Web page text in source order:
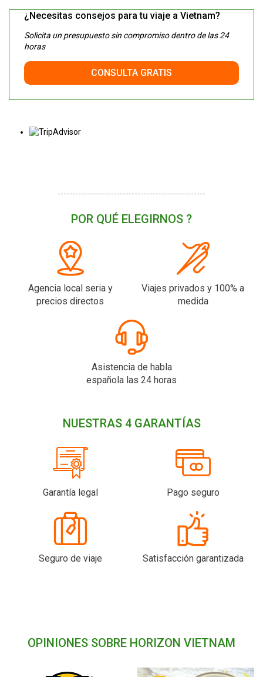
¿Necesitas consejos para tu viaje a Vietnam?
Solicita un presupuesto sin compromiso dentro de las 24
horas
CONSULTA GRATIS
POR QUÉ ELEGIRNOS ?
Agencia local seria y
precios directos
Viajes privados y 100% a
medida
Asistencia de habla
española las 24 horas
NUESTRAS 4 GARANTÍAS
Garantía legal Pago seguro
Seguro de viaje Satisfacción garantizada
OPINIONES SOBRE HORIZON VIETNAM